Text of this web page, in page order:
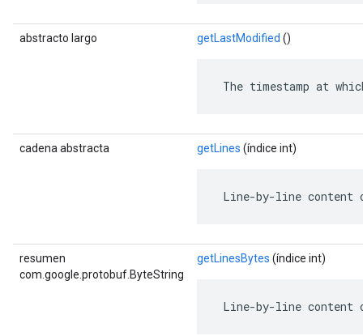
abstracto largo getLastModified ()
The timestamp at
cadena abstracta getLines (índice int)
Line-by-line content
resumen
com.google.protobuf.ByteString
getLinesBytes (índice int)
Line-by-line content